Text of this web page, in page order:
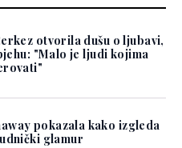
otvorila dušu o ljubavi,
"Malo je ljudi kojima
pokazala kako izgleda
glamur